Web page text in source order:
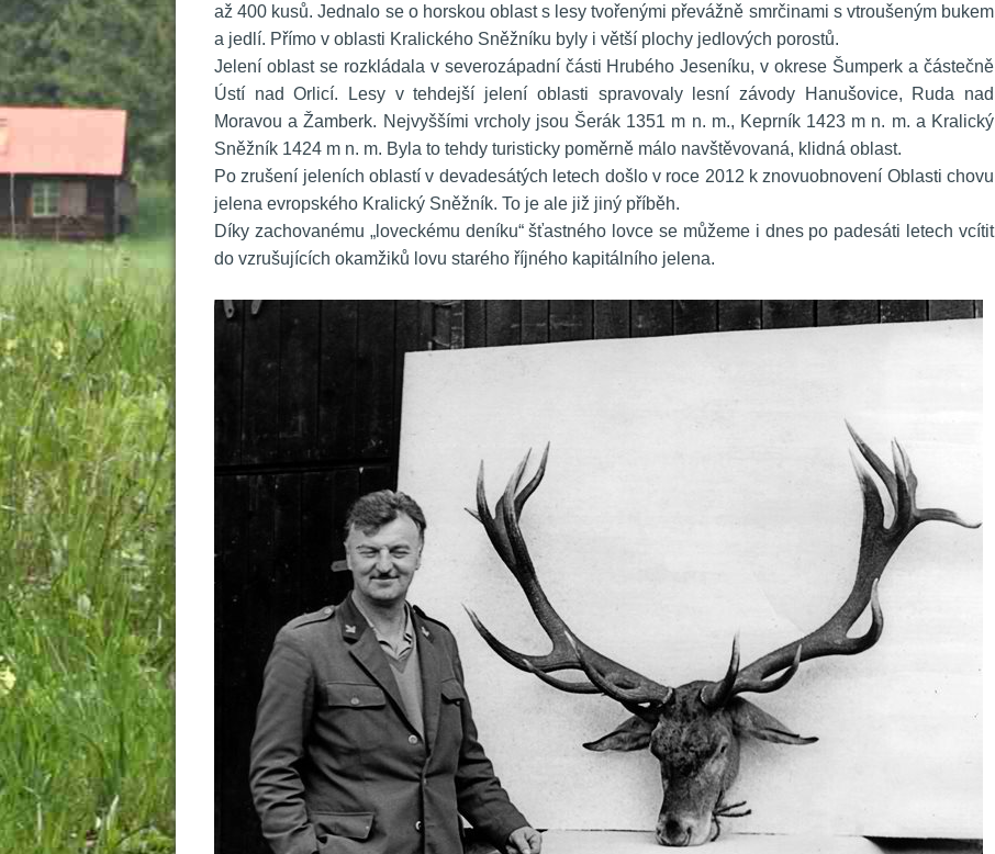
až 400 kusů. Jednalo se o horskou oblast s lesy tvořenými převážně smrčinami s vtroušeným bukem
a jedlí. Přímo v oblasti Kralického Sněžníku byly i větší plochy jedlových porostů.
Jelení oblast se rozkládala v severozápadní části Hrubého Jeseníku, v okrese Šumperk a částečně
Ústí nad Orlicí. Lesy v tehdejší jelení oblasti spravovaly lesní závody Hanušovice, Ruda nad
Moravou a Žamberk. Nejvyššími vrcholy jsou Šerák 1351 m n. m., Keprník 1423 m n. m. a Kralický
Sněžník 1424 m n. m. Byla to tehdy turisticky poměrně málo navštěvovaná, klidná oblast.
Po zrušení jeleních oblastí v devadesátých letech došlo v roce 2012 k znovuobnovení Oblasti chovu
jelena evropského Kralický Sněžník. To je ale již jiný příběh.
Díky zachovanému „loveckému deníku“ šťastného lovce se můžeme i dnes po padesáti letech vcítit
do vzrušujících okamžiků lovu starého říjného kapitálního jelena.